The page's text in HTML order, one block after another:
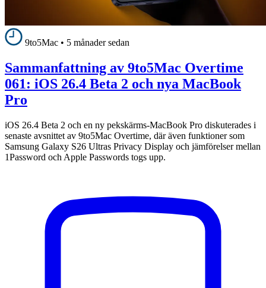
9to5Mac • 5 månader sedan
Sammanfattning av 9to5Mac Overtime
061: iOS 26.4 Beta 2 och nya MacBook
Pro
iOS 26.4 Beta 2 och en ny pekskärms-MacBook Pro diskuterades i
senaste avsnittet av 9to5Mac Overtime, där även funktioner som
Samsung Galaxy S26 Ultras Privacy Display och jämförelser mellan
1Password och Apple Passwords togs upp.